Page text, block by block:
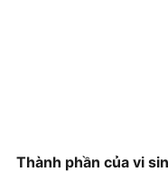
Thành phần của vi